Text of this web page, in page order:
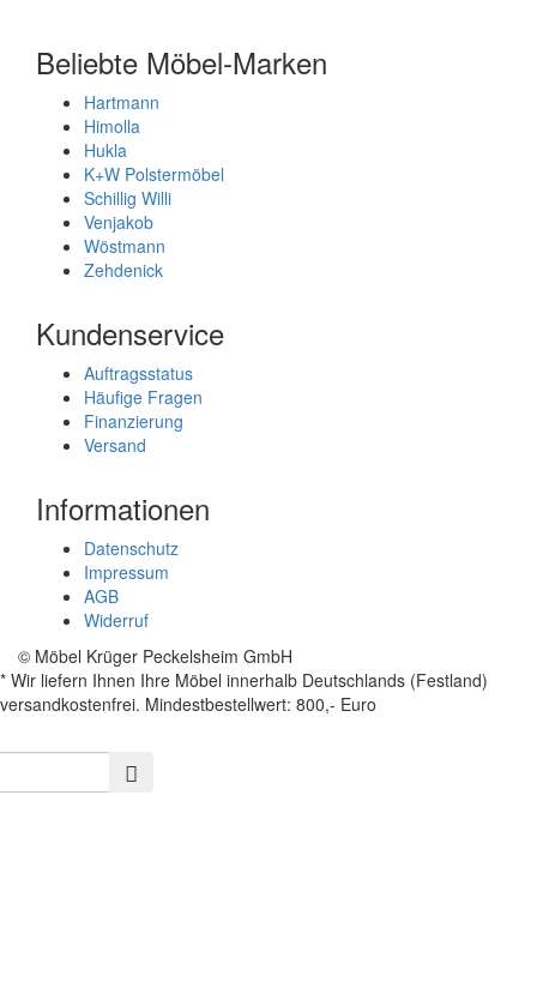
Beliebte Möbel-Marken
Hartmann
Himolla
Hukla
K+W Polstermöbel
Schillig Willi
Venjakob
Wöstmann
Zehdenick
Kundenservice
Auftragsstatus
Häufige Fragen
Finanzierung
Versand
Informationen
Datenschutz
Impressum
AGB
Widerruf
© Möbel Krüger Peckelsheim GmbH
* Wir liefern Ihnen Ihre Möbel innerhalb Deutschlands (Festland)
versandkostenfrei. Mindestbestellwert: 800,- Euro